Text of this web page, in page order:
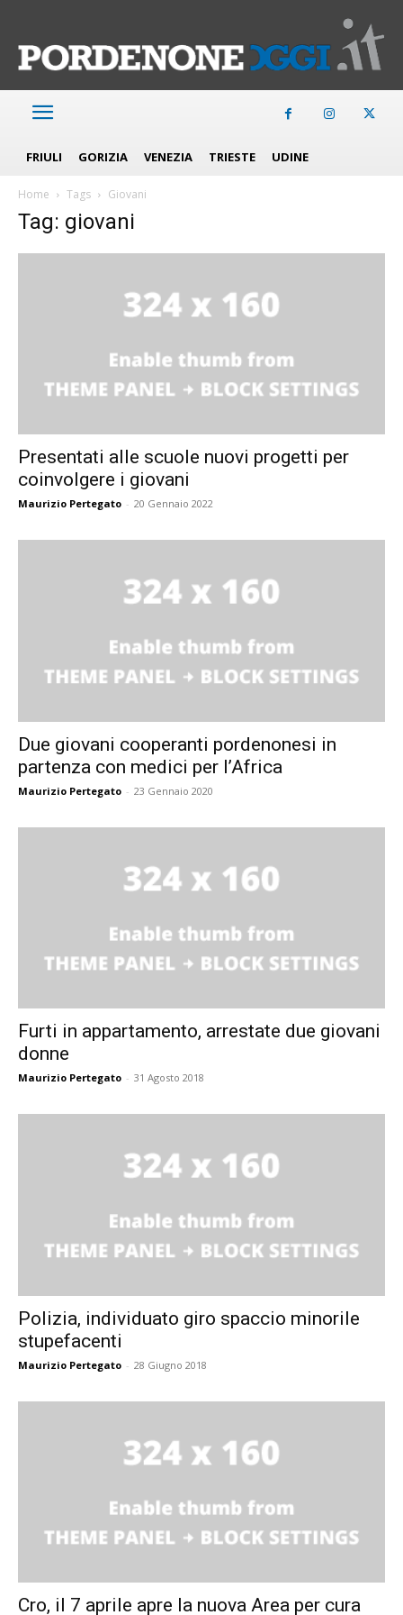
FRIULI GORIZIA VENEZIA TRIESTE UDINE
Home Tags Giovani
Tag: giovani
Presentati alle scuole nuovi progetti per
coinvolgere i giovani
Maurizio Pertegato - 20 Gennaio 2022
Due giovani cooperanti pordenonesi in
partenza con medici per l’Africa
Maurizio Pertegato - 23 Gennaio 2020
Furti in appartamento, arrestate due giovani
donne
Maurizio Pertegato - 31 Agosto 2018
Polizia, individuato giro spaccio minorile
stupefacenti
Maurizio Pertegato - 28 Giugno 2018
Cro, il 7 aprile apre la nuova Area per cura